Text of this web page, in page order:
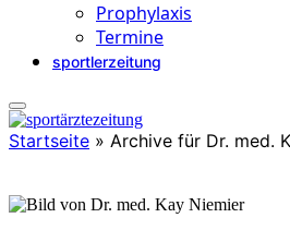
Prophylaxis
Termine
sportlerzeitung
Startseite » Archive für Dr. med.